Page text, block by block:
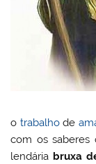
o trabalhode
com os saberes
lendária bruxa